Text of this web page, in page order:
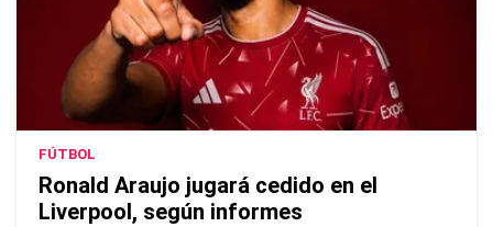
FÚTBOL
Ronald Araujo jugará cedido en el
Liverpool, según informes